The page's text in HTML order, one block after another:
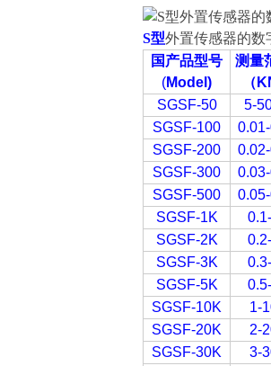
S型外置传感器的数
国产品型号
(Model)
测量
（
SGSF-50
5-
SGSF-100
SGSF-200
SGSF-300
SGSF-500
SGSF-1K
SGSF-2K
SGSF-3K
SGSF-5K
SGSF-10K
1-
SGSF-20K
2-
SGSF-30K
3-